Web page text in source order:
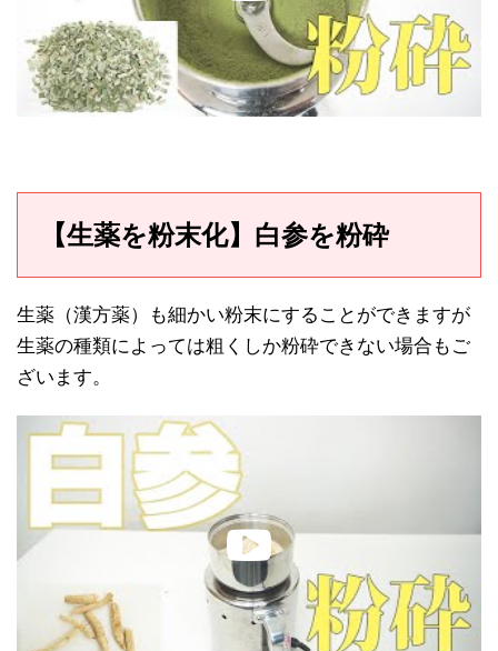
【生薬を粉末化】白参を粉砕
生薬（漢方薬）も細かい粉末にすることができますが
生薬の種類によっては粗くしか粉砕できない場合もご
ざいます。